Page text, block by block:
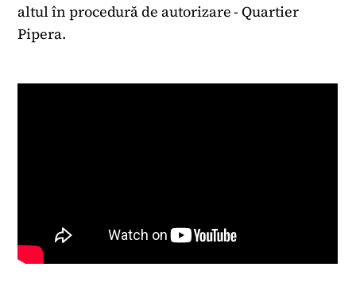
altul în procedură de autorizare - Quartier
Pipera.